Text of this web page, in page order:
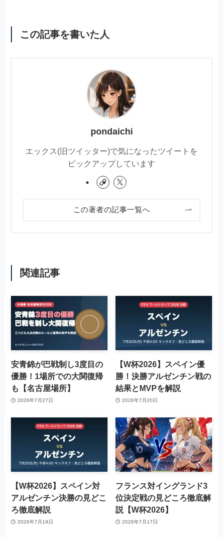
この記事を書いた人
pondaichi
エックス(旧ツイッター)で気になったツイートを
ピックアップしています
この著者の記事一覧へ
関連記事
安青錦が巴戦制し3度目の
優勝！1場所での大関復帰
も【名古屋場所】
2026年7月27日
【W杯2026】スペイン優
勝！決勝アルゼンチン戦の
結果とMVPを解説
2026年7月20日
【W杯2026】スペイン対
アルゼンチン決勝の見どこ
ろ徹底解説
2026年7月19日
フランス対イングランド3
位決定戦の見どころ徹底解
説【W杯2026】
2026年7月17日